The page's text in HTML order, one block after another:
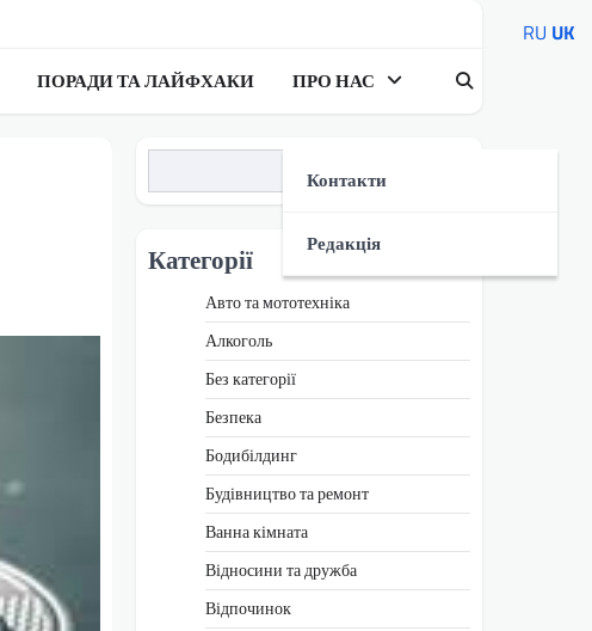
ПОРАДИ ТА ЛАЙФХАКИ ПРО НАС
Контакти
Редакція
Категорії
Авто та мототехніка
Алкоголь
Без категорії
Безпека
Бодибілдинг
Будівництво та ремонт
Ванна кімната
Відносини та дружба
Відпочинок
RU UK